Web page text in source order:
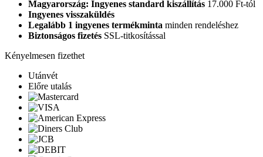
Magyarország: Ingyenes standard kiszállítás 17.000 Ft-tól
Ingyenes visszaküldés
Legalább 1 ingyenes termékminta minden rendeléshez
Biztonságos fizetés SSL-titkosítással
Kényelmesen fizethet
Utánvét
Előre utalás